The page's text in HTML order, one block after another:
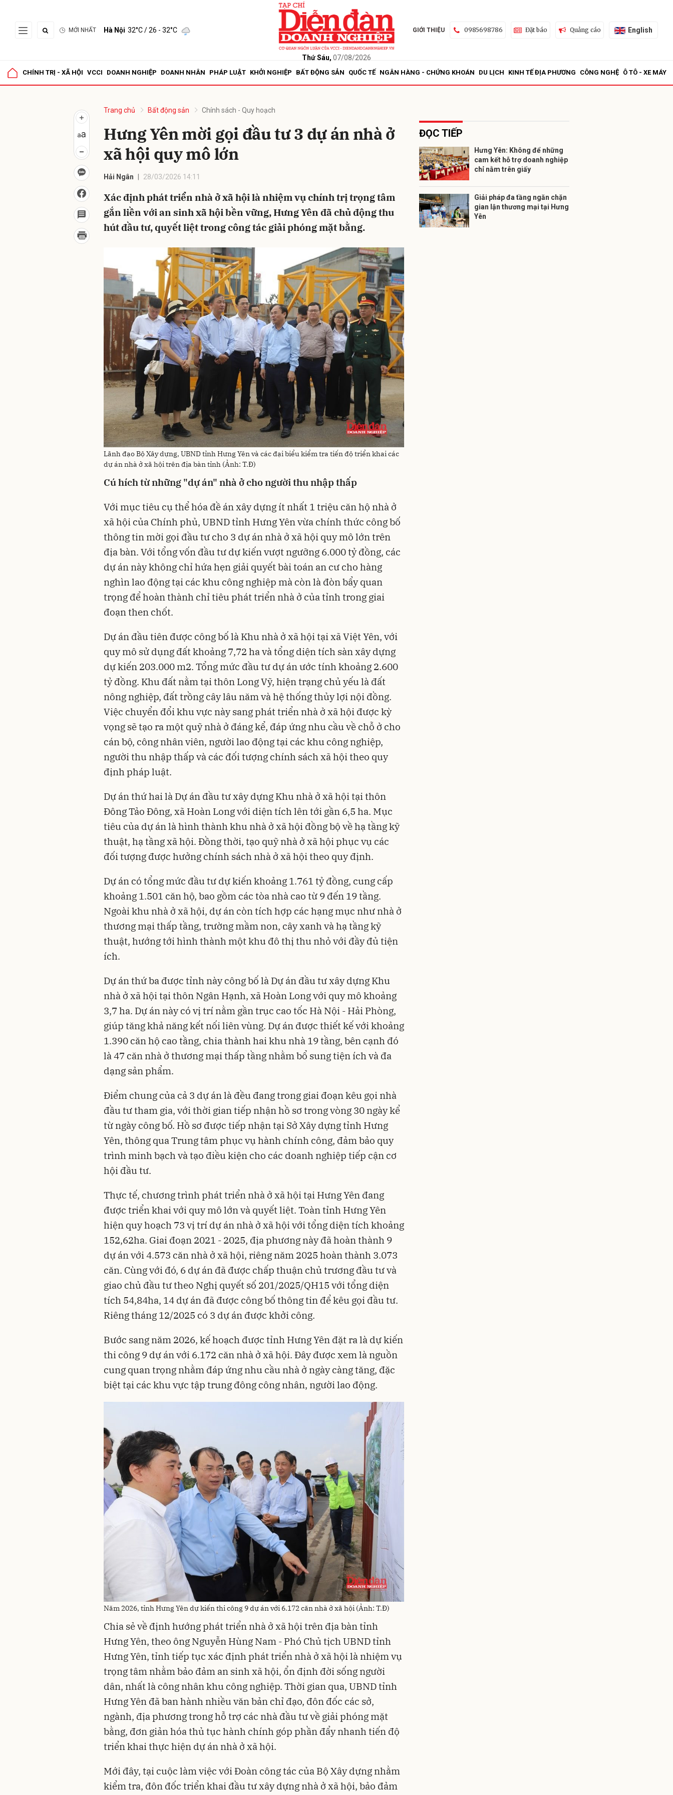
MỚI NHẤT Hà Nội 32°C/ 26 - 32°C
Thứ Sáu, 07/08/2026
GIỚI THIỆU 0985698786 Đặt báo Quảng cáo English
CHÍNH TRỊ - XÃ HỘI VCCI DOANH NGHIỆP DOANH NHÂN PHÁP LUẬT KHỞI NGHIỆP BẤT ĐỘNG SẢN QUỐC TẾ NGÂN HÀNG - CHỨNG KHOÁN DU LỊCH KINH TẾ ĐỊA PHƯƠNG CÔNG NGHỆ Ô TÔ - XE MÁY
Trang chủ Bất động sản Chính sách - Quy hoạch
Hưng Yên mời gọi đầu tư 3 dự án nhà ở
xã hội quy mô lớn
Hải Ngân 28/03/2026 14:11
Xác định phát triển nhà ở xã hội là nhiệm vụ chính trị trọng tâm
gắn liền với an sinh xã hội bền vững, Hưng Yên đã chủ động thu
hút đầu tư, quyết liệt trong công tác giải phóng mặt bằng.
Lãnh đạo Bộ Xây dựng, UBND tỉnh Hưng Yên và các đại biểu kiểm tra tiến độ triển khai các
dự án nhà ở xã hội trên địa bàn tỉnh (Ảnh: T.Đ)
Cú hích từ những "dự án" nhà ở cho người thu nhập thấp
Với mục tiêu cụ thể hóa đề án xây dựng ít nhất 1 triệu căn hộ nhà ở
xã hội của Chính phủ, UBND tỉnh Hưng Yên vừa chính thức công bố
thông tin mời gọi đầu tư cho 3 dự án nhà ở xã hội quy mô lớn trên
địa bàn. Với tổng vốn đầu tư dự kiến vượt ngưỡng 6.000 tỷ đồng, các
dự án này không chỉ hứa hẹn giải quyết bài toán an cư cho hàng
nghìn lao động tại các khu công nghiệp mà còn là đòn bẩy quan
trọng để hoàn thành chỉ tiêu phát triển nhà ở của tỉnh trong giai
đoạn then chốt.
Dự án đầu tiên được công bố là Khu nhà ở xã hội tại xã Việt Yên, với
quy mô sử dụng đất khoảng 7,72 ha và tổng diện tích sàn xây dựng
dự kiến 203.000 m2. Tổng mức đầu tư dự án ước tính khoảng 2.600
tỷ đồng. Khu đất nằm tại thôn Long Vỹ, hiện trạng chủ yếu là đất
nông nghiệp, đất trồng cây lâu năm và hệ thống thủy lợi nội đồng.
Việc chuyển đổi khu vực này sang phát triển nhà ở xã hội được kỳ
vọng sẽ tạo ra một quỹ nhà ở đáng kể, đáp ứng nhu cầu về chỗ ở cho
cán bộ, công nhân viên, người lao động tại các khu công nghiệp,
người thu nhập thấp và các đối tượng chính sách xã hội theo quy
định pháp luật.
Dự án thứ hai là Dự án đầu tư xây dựng Khu nhà ở xã hội tại thôn
Đông Tảo Đông, xã Hoàn Long với diện tích lên tới gần 6,5 ha. Mục
tiêu của dự án là hình thành khu nhà ở xã hội đồng bộ về hạ tầng kỹ
thuật, hạ tầng xã hội. Đồng thời, tạo quỹ nhà ở xã hội phục vụ các
đối tượng được hưởng chính sách nhà ở xã hội theo quy định.
Dự án có tổng mức đầu tư dự kiến khoảng 1.761 tỷ đồng, cung cấp
khoảng 1.501 căn hộ, bao gồm các tòa nhà cao từ 9 đến 19 tầng.
Ngoài khu nhà ở xã hội, dự án còn tích hợp các hạng mục như nhà ở
thương mại thấp tầng, trường mầm non, cây xanh và hạ tầng kỹ
thuật, hướng tới hình thành một khu đô thị thu nhỏ với đầy đủ tiện
ích.
Dự án thứ ba được tỉnh này công bố là Dự án đầu tư xây dựng Khu
nhà ở xã hội tại thôn Ngân Hạnh, xã Hoàn Long với quy mô khoảng
3,7 ha. Dự án này có vị trí nằm gần trục cao tốc Hà Nội - Hải Phòng,
giúp tăng khả năng kết nối liên vùng. Dự án được thiết kế với khoảng
1.390 căn hộ cao tầng, chia thành hai khu nhà 19 tầng, bên cạnh đó
là 47 căn nhà ở thương mại thấp tầng nhằm bổ sung tiện ích và đa
dạng sản phẩm.
Điểm chung của cả 3 dự án là đều đang trong giai đoạn kêu gọi nhà
đầu tư tham gia, với thời gian tiếp nhận hồ sơ trong vòng 30 ngày kể
từ ngày công bố. Hồ sơ được tiếp nhận tại Sở Xây dựng tỉnh Hưng
Yên, thông qua Trung tâm phục vụ hành chính công, đảm bảo quy
trình minh bạch và tạo điều kiện cho các doanh nghiệp tiếp cận cơ
hội đầu tư.
Thực tế, chương trình phát triển nhà ở xã hội tại Hưng Yên đang
được triển khai với quy mô lớn và quyết liệt. Toàn tỉnh Hưng Yên
hiện quy hoạch 73 vị trí dự án nhà ở xã hội với tổng diện tích khoảng
152,62ha. Giai đoạn 2021 - 2025, địa phương này đã hoàn thành 9
dự án với 4.573 căn nhà ở xã hội, riêng năm 2025 hoàn thành 3.073
căn. Cùng với đó, 6 dự án đã được chấp thuận chủ trương đầu tư và
giao chủ đầu tư theo Nghị quyết số 201/2025/QH15 với tổng diện
tích 54,84ha, 14 dự án đã được công bố thông tin để kêu gọi đầu tư.
Riêng tháng 12/2025 có 3 dự án được khởi công.
Bước sang năm 2026, kế hoạch được tỉnh Hưng Yên đặt ra là dự kiến
thi công 9 dự án với 6.172 căn nhà ở xã hội. Đây được xem là nguồn
cung quan trọng nhằm đáp ứng nhu cầu nhà ở ngày càng tăng, đặc
biệt tại các khu vực tập trung đông công nhân, người lao động.
Năm 2026, tỉnh Hưng Yên dự kiến thi công 9 dự án với 6.172 căn nhà ở xã hội (Ảnh: T.Đ)
Chia sẻ về định hướng phát triển nhà ở xã hội trên địa bàn tỉnh
Hưng Yên, theo ông Nguyễn Hùng Nam - Phó Chủ tịch UBND tỉnh
Hưng Yên, tỉnh tiếp tục xác định phát triển nhà ở xã hội là nhiệm vụ
trọng tâm nhằm bảo đảm an sinh xã hội, ổn định đời sống người
dân, nhất là công nhân khu công nghiệp. Thời gian qua, UBND tỉnh
Hưng Yên đã ban hành nhiều văn bản chỉ đạo, đôn đốc các sở,
ngành, địa phương trong hỗ trợ các nhà đầu tư về giải phóng mặt
bằng, đơn giản hóa thủ tục hành chính góp phần đẩy nhanh tiến độ
triển khai thực hiện dự án nhà ở xã hội.
Mới đây, tại cuộc làm việc với Đoàn công tác của Bộ Xây dựng nhằm
kiểm tra, đôn đốc triển khai đầu tư xây dựng nhà ở xã hội, bảo đảm
ĐỌC TIẾP
Hưng Yên: Không để những
cam kết hỗ trợ doanh nghiệp
chỉ nằm trên giấy
Giải pháp đa tầng ngăn chặn
gian lận thương mại tại Hưng
Yên
Gửi